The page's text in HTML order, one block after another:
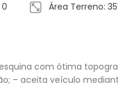
Área Terreno:
com ótima
– aceita veículo